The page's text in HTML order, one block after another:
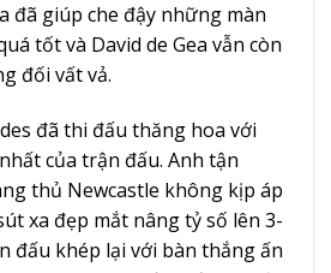
đã giúp che đậy những màn
tốt và David de Gea vẫn còn
đối vất vả.
đã thi đấu thăng hoa với
của trận đấu. Anh tận
thủ Newcastle không kịp áp
xa đẹp mắt nâng tỷ số lên 3-
đấu khép lại với bàn thắng ấn